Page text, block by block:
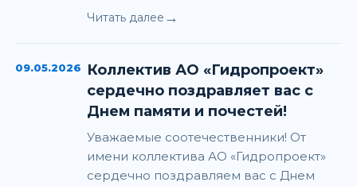
Читать далее →
09.05.2026
Коллектив АО «Гидропроект»
сердечно поздравляет вас с
Днем памяти и почестей!
Уважаемые соотечественники! От
имени коллектива АО «Гидропроект»
сердечно поздравляем вас с Днем